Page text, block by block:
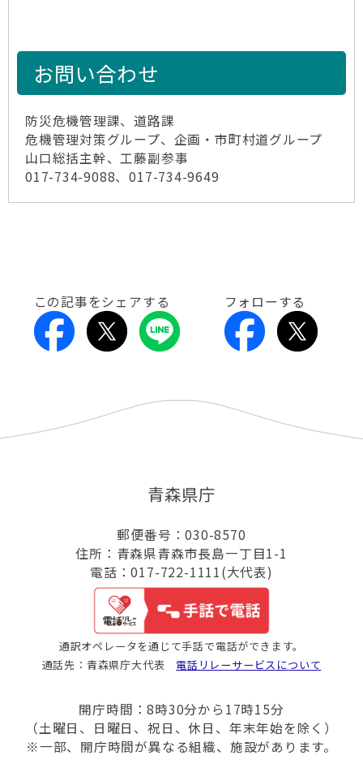
お問い合わせ
防災危機管理課、道路課
危機管理対策グループ、企画・市町村道グループ
山口総括主幹、工藤副参事
017-734-9088、017-734-9649
この記事をシェアする フォローする
青森県庁
郵便番号：030-8570
住所：青森県青森市長島一丁目1-1
電話：017-722-1111(大代表)
通訳オペレータを通じて手話で電話ができます。
通話先：青森県庁大代表 電話リレーサービスについて
開庁時間：8時30分から17時15分
（土曜日、日曜日、祝日、休日、年末年始を除く）
※一部、開庁時間が異なる組織、施設があります。